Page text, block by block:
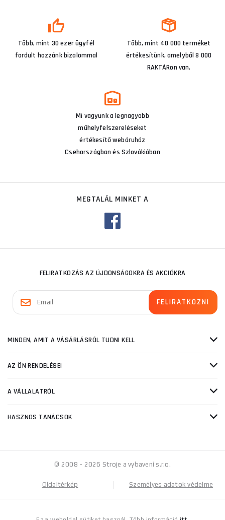
Több, mint 30 ezer ügyfél
fordult hozzánk bizalommal
Több, mint 40 000 terméket
értékesítünk, amelyből 8 000
RAKTÁRon van.
Mi vagyunk a legnagyobb
műhelyfelszereléseket
értékesítő webáruház
Csehországban és Szlovákiában
MEGTALÁL MINKET A
FELIRATKOZÁS AZ ÚJDONSÁGOKRA ÉS AKCIÓKRA
MINDEN, AMIT A VÁSÁRLÁSRÓL TUDNI KELL
AZ ÖN RENDELÉSEI
A VÁLLALATRÓL
HASZNOS TANÁCSOK
© 2008 - 2026 Stroje a vybavení s.r.o.
Oldaltérkép Személyes adatok védelme